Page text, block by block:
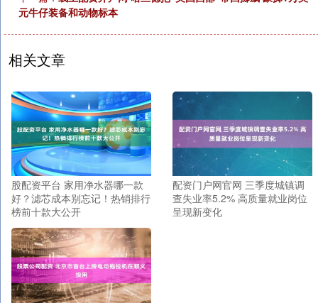
元牛仔装备和动物标本
相关文章
股配资平台 家用净水器哪一款
好？滤芯成本别忘记！热销排行
榜前十款大公开
配资门户网官网 三季度城镇调
查失业率5.2% 高质量就业岗位
呈现新变化